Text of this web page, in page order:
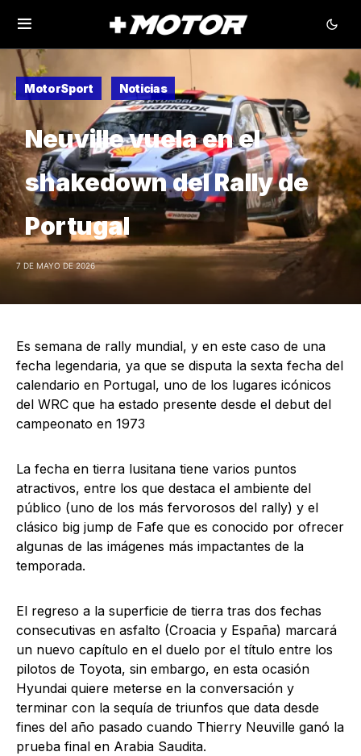
MotorSport Noticias
Neuville vuela en el
shakedown del Rally de
Portugal
7 DE MAYO DE 2026
Es semana de rally mundial, y en este caso de una
fecha legendaria, ya que se disputa la sexta fecha del
calendario en Portugal, uno de los lugares icónicos
del WRC que ha estado presente desde el debut del
campeonato en 1973
La fecha en tierra lusitana tiene varios puntos
atractivos, entre los que destaca el ambiente del
público (uno de los más fervorosos del rally) y el
clásico big jump de Fafe que es conocido por ofrecer
algunas de las imágenes más impactantes de la
temporada.
El regreso a la superficie de tierra tras dos fechas
consecutivas en asfalto (Croacia y España) marcará
un nuevo capítulo en el duelo por el título entre los
pilotos de Toyota, sin embargo, en esta ocasión
Hyundai quiere meterse en la conversación y
terminar con la sequía de triunfos que data desde
fines del año pasado cuando Thierry Neuville ganó la
prueba final en Arabia Saudita.